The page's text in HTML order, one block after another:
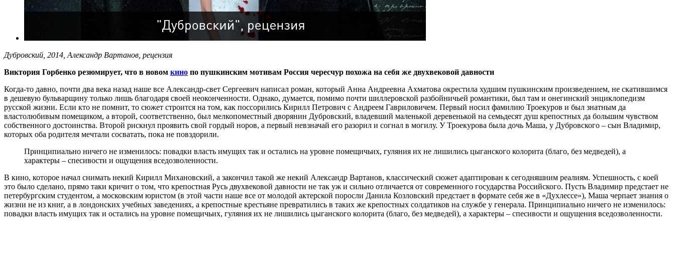
Дубровский, 2014, Александр Вартанов, рецензия
Виктория Горбенко резюмирует, что в новом кино по пушкинским мотивам Россия чересчур похожа на себя же двухвековой давности
Когда-то давно, почти два века назад наше все Александр-свет Сергеевич написал роман, который Анна Андреевна Ахматова окрестила худшим пушкинским произведением, не скатившимся
в дешевую бульварщину только лишь благодаря своей неоконченности. Однако, думается, помимо почти шиллеровской разбойничьей романтики, был там и онегинский энциклопедизм
русской жизни. Если кто не помнит, то сюжет строится на том, как поссорились Кирилл Петрович с Андреем Гавриловичем. Первый носил фамилию Троекуров и был знатным да
властолюбивым помещиком, а второй, соответственно, был мелкопоместный дворянин Дубровский, владевший маленькой деревенькой на семьдесят душ крепостных да большим чувством
собственного достоинства. Второй рискнул проявить свой гордый норов, а первый невзначай его разорил и согнал в могилу. У Троекурова была дочь Маша, у Дубровского – сын Владимир,
которых оба родителя мечтали сосватать, пока не повздорили.
Принципиально ничего не изменилось: повадки власть имущих так и остались на уровне помещичьих, гуляния их не лишились цыганского колорита (благо, без медведей), а
характеры – спесивости и ощущения вседозволенности.
В кино, которое начал снимать некий Кирилл Михановский, а закончил такой же некий Александр Вартанов, классический сюжет адаптирован к сегодняшним реалиям. Успешность, с коей
это было сделано, прямо таки кричит о том, что крепостная Русь двухвековой давности не так уж и сильно отличается от современного государства Российского. Пусть Владимир предстает не
петербургским студентом, а московским юристом (в этой части наше все от молодой актерской поросли Данила Козловский предстает в формате себя же в «Духлессе»), Маша черпает знания о
жизни не из книг, а в лондонских учебных заведениях, а крепостные крестьяне превратились в таких же крепостных солдатиков на службе у генерала. Принципиально ничего не изменилось:
повадки власть имущих так и остались на уровне помещичьих, гуляния их не лишились цыганского колорита (благо, без медведей), а характеры – спесивости и ощущения вседозволенности.